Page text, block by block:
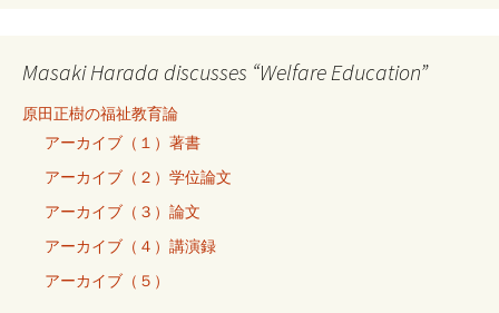
Masaki Harada discusses “Welfare Education”
原田正樹の福祉教育論
アーカイブ（１）著書
アーカイブ（２）学位論文
アーカイブ（３）論文
アーカイブ（４）講演録
アーカイブ（５）